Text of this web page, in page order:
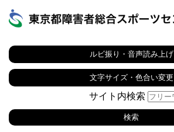
ルビ振り・音声読み上げ
文字サイズ・色合い変更
サイト内検索